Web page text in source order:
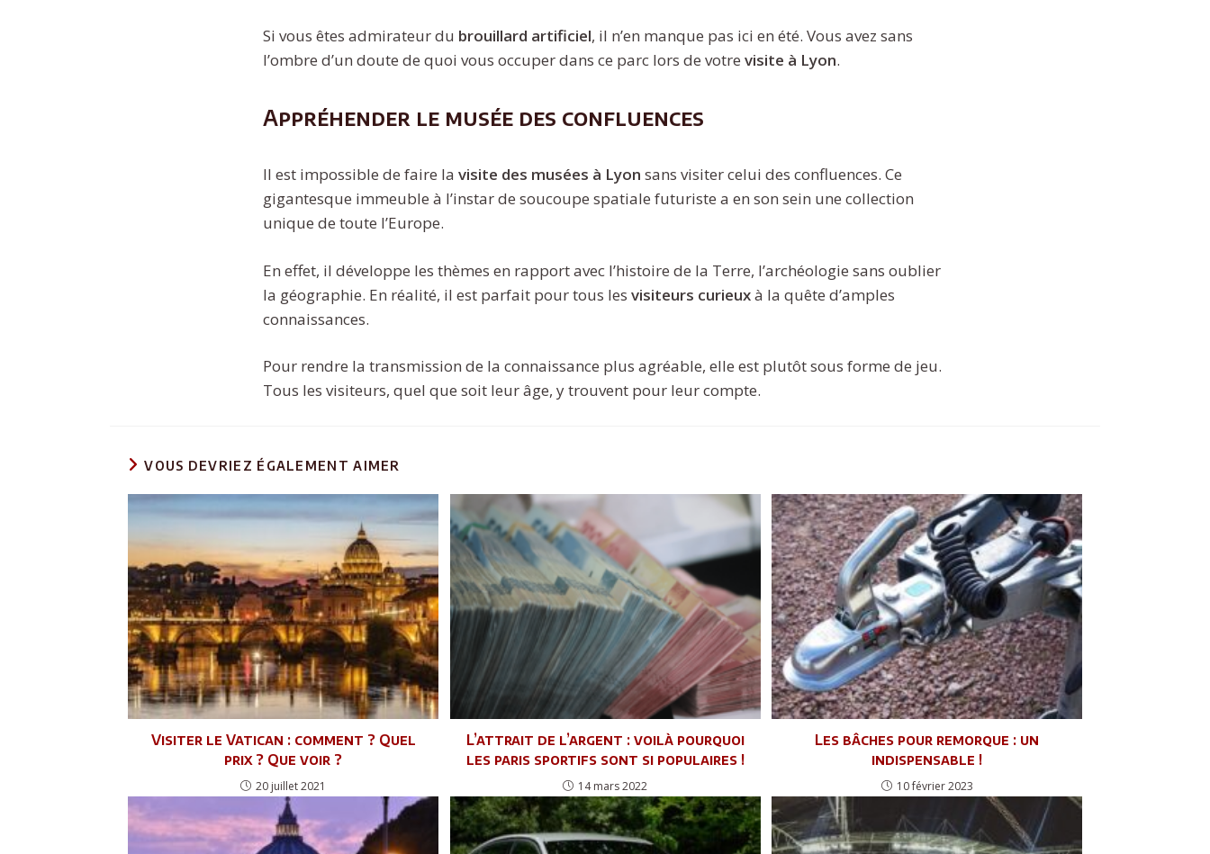
Si vous êtes admirateur du brouillard artificiel, il n’en manque pas ici en été. Vous avez sans
l’ombre d’un doute de quoi vous occuper dans ce parc lors de votre visite à Lyon.
Appréhender le musée des confluences
Il est impossible de faire la visite des musées à Lyon sans visiter celui des confluences. Ce
gigantesque immeuble à l’instar de soucoupe spatiale futuriste a en son sein une collection
unique de toute l’Europe.
En effet, il développe les thèmes en rapport avec l’histoire de la Terre, l’archéologie sans oublier
la géographie. En réalité, il est parfait pour tous les visiteurs curieuxà la quête d’amples
connaissances.
Pour rendre la transmission de la connaissance plus agréable, elle est plutôt sous forme de jeu.
Tous les visiteurs, quel que soit leur âge, y trouvent pour leur compte.
VOUS DEVRIEZ ÉGALEMENT AIMER
Visiter le Vatican : comment ? Quel
prix ? Que voir ?
20 juillet 2021
L’attrait de l’argent : voilà pourquoi
les paris sportifs sont si populaires !
14 mars 2022
Les bâches pour remorque : un
indispensable !
10 février 2023